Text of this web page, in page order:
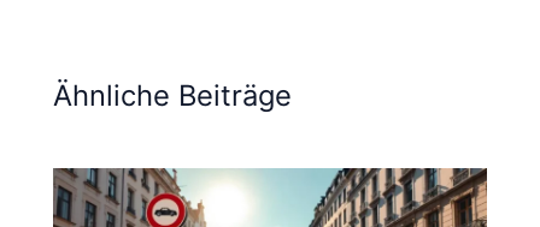
Ähnliche Beiträge